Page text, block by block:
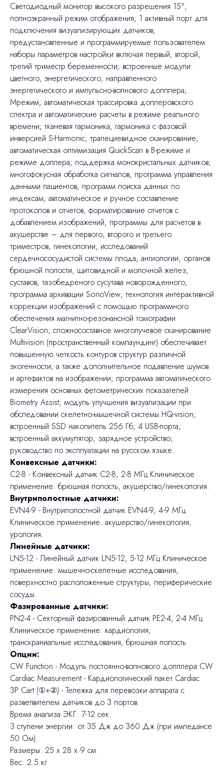
Cветодиодный монитор высокого разрешения 15";
полноэкранный режим отображения; 1 активный порт для
подключения визуализирующих датчиков;
предустановленные и программируемые пользователем
наборы параметров настройки включая первый, второй,
третий триместр беременности; встроенные модули:
цветного, энергетического, направленного
энергетического и импульсно-волнового допплера;
Мрежим; автоматическая трассировка доплеровского
спектра и автоматические расчеты в режиме реального
времени; тканевая гармоника, гармоника с фазовой
инверсией S-Harmonic; трапециевидное сканирование;
автоматическая оптимизация QuickScan в В-режиме и
режиме доплера; поддержка монокристальных датчиков;
многофокусная обработка сигналов, программа управления
данными пациентов, программ поиска данных по
индексам, автоматическое и ручное составление
протоколов и отчетов, форматирование отчетов с
добавлением изображений, программы для расчетов в
акушерстве – для первого, второго и третьего
триместров, гинекологии, исследований
сердечнососудистой системы плода, ангиологии, органов
брюшной полости, щитовидной и молочной желез,
суставов, тазобедреного сусутава новорожденного;
программа архивации SonoView; технология интерактивной
коррекции изображений с помощью программного
обеспечения магнитно-резонансной томографии
ClearVision; сложносоставное многолучевое сканирование
Multivision (пространственный компаундинг) обеспечивает
повышенную четкость контуров структур различной
эхогенности, а также дополнительное подавление шумов
и артефактов на изображении; программа автоматического
измерения основных фетометрических показателей
Biometry Assist; модуль улучшения визуализации при
обследовании скелетно-мышечной системы HQ-vision;
встроенный SSD накопитель 256 Гб; 4 USB-порта;
встроенный аккумулятор; зарядное устройство;
руководство по эксплуатации на русском языке.
Конвексные датчики:
C2-8 - Конвексный датчик C2-8, 2-8 МГц Клиническое
применение: брюшная полость, акушерство/гинекология.
Внутриполостные датчики:
EVN4-9 - Внутриполостной датчик EVN4-9, 4-9 МГц
Клиническое применение: акушерство/гинекология,
урология.
Линейные датчики:
LN5-12 - Линейный датчик LN5-12, 5-12 МГц Клиническое
применение: мышечно-скелетные исследования,
поверхностно расположенные структуры, периферические
сосуды.
Фазированные датчики:
PN2-4 - Секторный фазированный датчик PE2-4, 2-4 МГц
Клиническое применение: кардиология,
транскраниальные исследования, брюшная полость
Опции:
CW Function - Модуль постоянно-волнового допплера CW
Cardiac Measurement - Кардиологический пакет Cardiac
3P Cart (①+②) - Тележка для перевозки аппарата с
разветвителем датчиков до 3 портов.
Время анализа ЭКГ: 7-12 сек.
3 ступени энергии: от 35 Дж до 360 Дж (при импедансе
50 Ом).
Размеры: 25 х 28 х 9 см
Вес: 2.5 кг